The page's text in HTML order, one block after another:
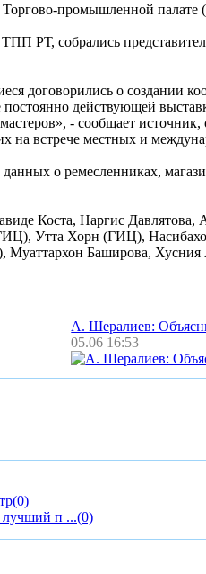
промышленной
РТ, собрались
договорились о создании
действующей
- сообщает
на встрече местных и
о ремесленниках,
Коста, Наргис
Утта Хорн (ГИЦ),
Баширова,
А. Шералиев:
05.06 16:53
(0)
лучший п ...(0)